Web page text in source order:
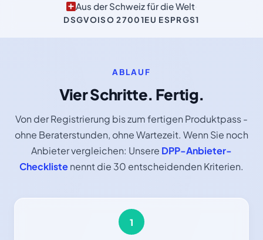
Aus der Schweiz für die Welt·
DSGVOISO 27001EU ESPRGS1
ABLAUF
Vier Schritte. Fertig.
Von der Registrierung bis zum fertigen Produktpass -
ohne Beraterstunden, ohne Wartezeit. Wenn Sie noch
Anbieter vergleichen: Unsere DPP-Anbieter-
Checklistenennt die 30 entscheidenden Kriterien.
1